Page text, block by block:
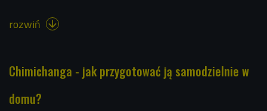
rozwiń 
Chimichanga - jak przygotować ją samodzielnie w
domu?